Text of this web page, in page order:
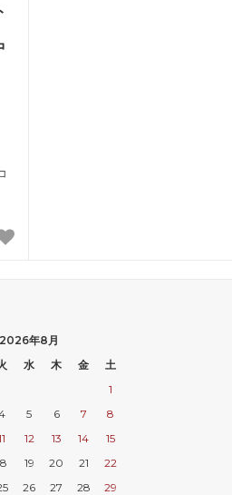
2026年8月
水 木 金
土
1
5 6 7
8
12 13 14
15
19 20 21
22
26 27 28
29